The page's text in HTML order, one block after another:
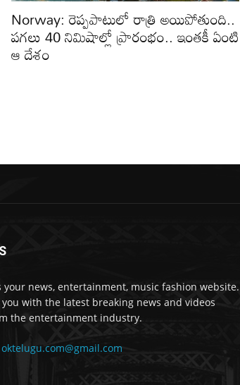
Norway: రెప్పపాటులో రాత్రి అయిపోతుంది..
పగలు 40 నిమిషాల్లో ప్రారంభం.. ఇంతకీ ఏంటి
ఆ దేశం
your news, entertainment, music fashion website.
with the latest breaking news and videos
the entertainment industry.
oktelugu.com@gmail.com